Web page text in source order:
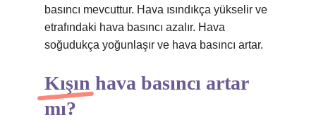
basıncı mevcuttur. Hava ısındıkça yükselir ve
etrafındaki hava basıncı azalır. Hava
soğudukça yoğunlaşır ve hava basıncı artar.
Kışın hava basıncı artar
mı?